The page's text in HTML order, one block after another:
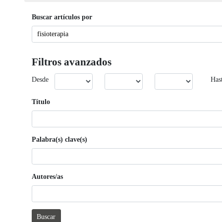
Buscar artículos por
Filtros avanzados
Desde
Título
Palabra(s) clave(s)
Autores/as
Buscar